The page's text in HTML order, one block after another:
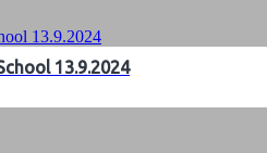
13.9.2024